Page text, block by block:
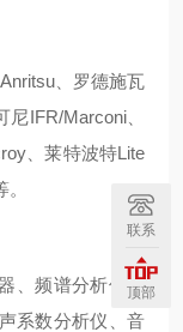
、罗德施瓦
IFR/Marconi、
、莱特波特Lite
、频谱分析仪、
系数分析仪、音
联系
顶部